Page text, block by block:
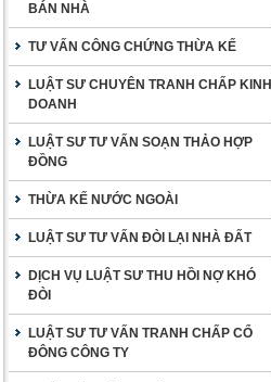
BÁN NHÀ
TƯ VẤN CÔNG CHỨNG THỪA KẾ
LUẬT SƯ CHUYÊN TRANH CHẤP KINH
DOANH
LUẬT SƯ TƯ VẤN SOẠN THẢO HỢP
ĐỒNG
THỪA KẾ NƯỚC NGOÀI
LUẬT SƯ TƯ VẤN ĐÒI LẠI NHÀ ĐẤT
DỊCH VỤ LUẬT SƯ THU HỒI NỢ KHÓ
ĐÒI
LUẬT SƯ TƯ VẤN TRANH CHẤP CỔ
ĐÔNG CÔNG TY